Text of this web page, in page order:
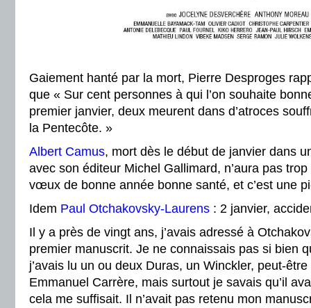
Gaiement hanté par la mort, Pierre Desproges
que « Sur cent personnes à qui l’on souhaite
premier janvier, deux meurent dans d’atroces
la Pentecôte. »
Albert Camus, mort dès le début de janvier dans
avec son éditeur Michel Gallimard, n’aura pas
vœux de bonne année bonne santé, et c’est une
Idem Paul Otchakovsky-Laurens : 2 janvier,
Il y a près de vingt ans, j’avais adressé à
premier manuscrit. Je ne connaissais pas si bien
j’avais lu un ou deux Duras, un Winckler, peut-
Emmanuel Carrère, mais surtout je savais qu’il
cela me suffisait. Il n’avait pas retenu mon